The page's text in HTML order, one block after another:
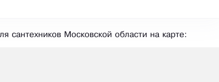
сантехников Московской области на карте: